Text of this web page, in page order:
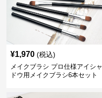
¥1,970 (税込)
メイクブラシ プロ仕様アイシャ
ドウ用メイクブラシ6本セット